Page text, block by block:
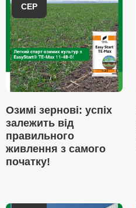
СЕР
Озимі зернові: успіх
залежить від
правильного
живлення з самого
початку!